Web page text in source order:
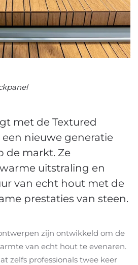
met de Textured
nieuwe generatie
de markt. Ze
uitstraling en
van echt hout met de
prestaties van steen.
zijn ontwikkeld om de
van echt hout te evenaren.
zelfs professionals twee keer